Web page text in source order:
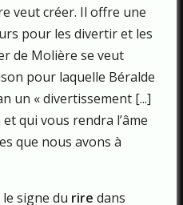
veut créer. Il offre une
pour les divertir et les
de Molière se veut
pour laquelle Béralde
un « divertissement [...]
qui vous rendra l’âme
que nous avons à
signe du rire dans